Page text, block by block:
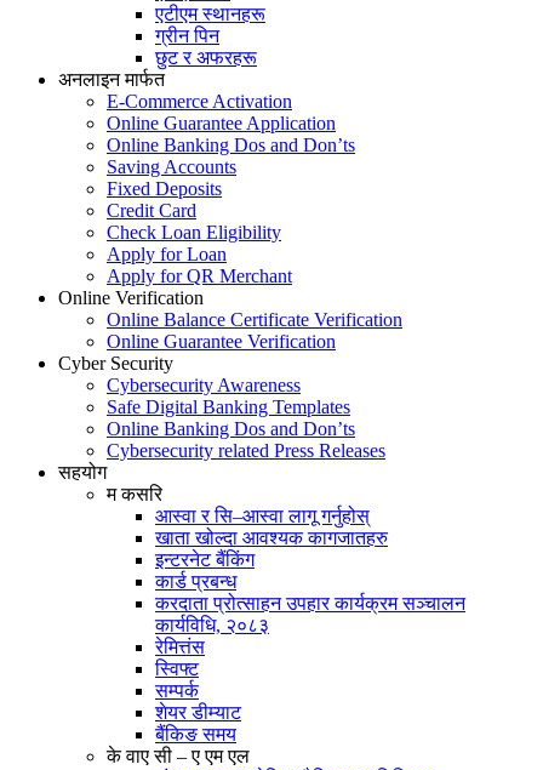
एटीएम स्थानहरू
ग्रीन पिन
छुट र अफरहरू
अनलाइन मार्फत
E-Commerce Activation
Online Guarantee Application
Online Banking Dos and Don’ts
Saving Accounts
Fixed Deposits
Credit Card
Check Loan Eligibility
Apply for Loan
Apply for QR Merchant
Online Verification
Online Balance Certificate Verification
Online Guarantee Verification
Cyber Security
Cybersecurity Awareness
Safe Digital Banking Templates
Online Banking Dos and Don’ts
Cybersecurity related Press Releases
सहयोग
म कसरि
आस्वा र सि–आस्वा लागू गर्नुहोस्
खाता खोल्दा आवश्यक कागजातहरु
इन्टरनेट बैंकिंग
कार्ड प्रबन्ध
करदाता प्रोत्साहन उपहार कार्यक्रम सञ्चालन
कार्यविधि, २०८३
रेमित्तंस
स्विफ्ट
सम्पर्क
शेयर डीम्याट
बैंकिङ समय
के वाए सी – ए एम एल